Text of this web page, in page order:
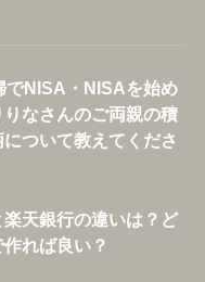
でNISA・NISAを始め
りなさんのご両親の積
ついて教えてくださ
天銀行の違いは？ど
れば良い？